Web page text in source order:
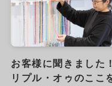
お客様に聞きました
リプル・オゥのここ